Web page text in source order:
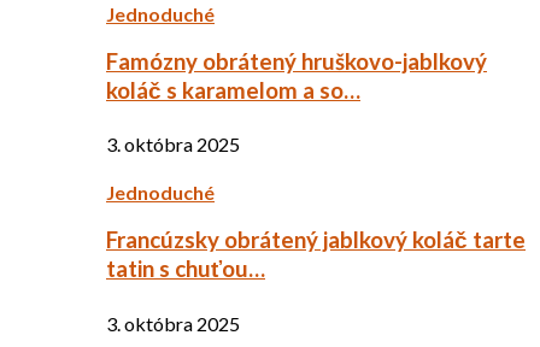
Jednoduché
Famózny obrátený hruškovo-jablkový
koláč s karamelom a so…
3. októbra 2025
Jednoduché
Francúzsky obrátený jablkový koláč tarte
tatin s chuťou…
3. októbra 2025